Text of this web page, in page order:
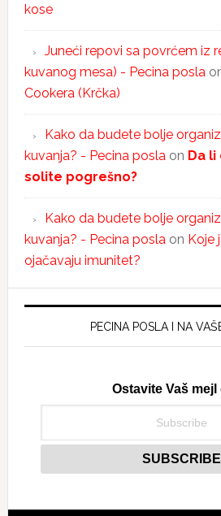
kose
Juneći repovi sa povrćem iz
kuvanog mesa) - Pecina posla
Cookera (Krčka)
Kako da budete bolje
kuvanja? - Pecina posla on Da
solite pogrešno?
Kako da budete bolje
kuvanja? - Pecina posla on Koje
ojačavaju imunitet?
PECINA POSLA I NA
Ostavite Vaš mejl